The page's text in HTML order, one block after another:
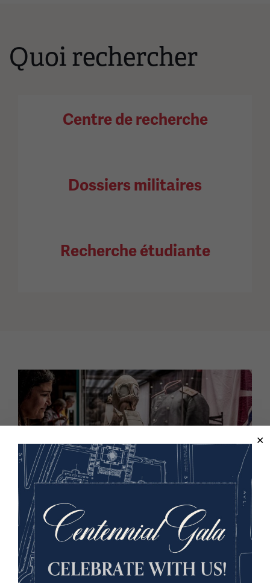
Quoi rechercher
Centre de recherche
Dossiers militaires
Recherche étudiante
PARTAGEZ VOTRE HISTOIRE
Donner un